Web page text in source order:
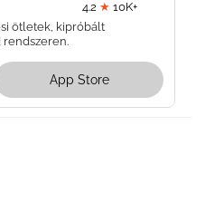
4.2 ★ 10K+
ötletek, kipróbált
rendszeren.
App Store